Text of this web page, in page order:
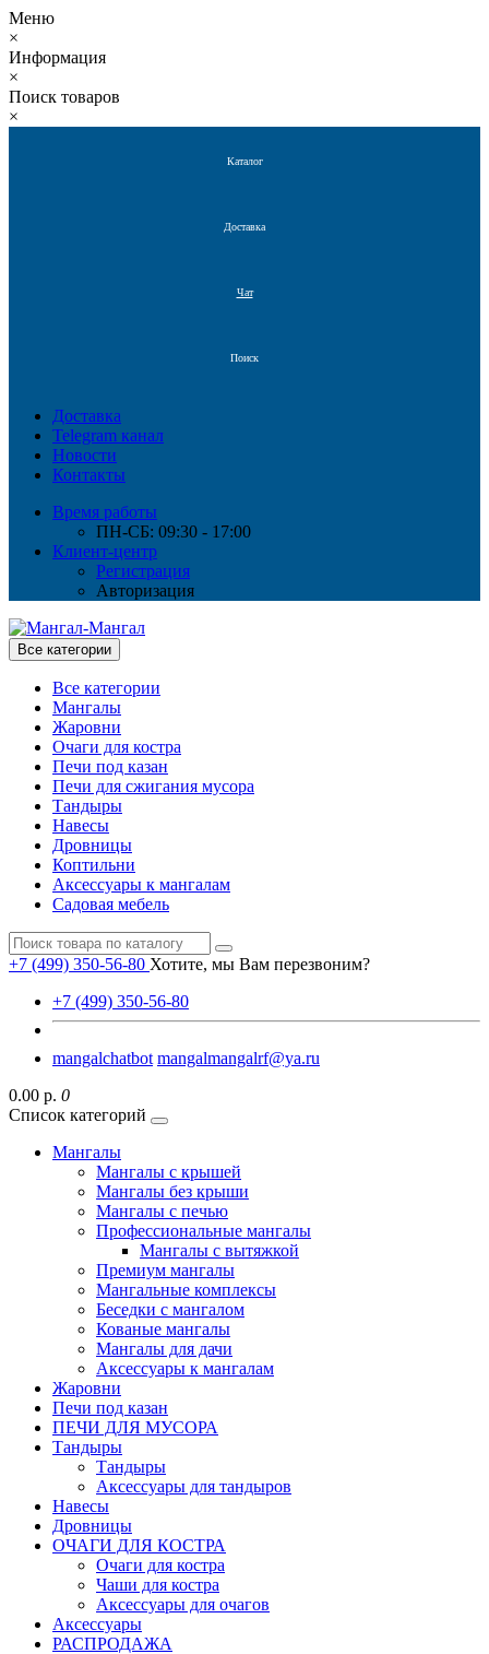
Меню
×
Информация
×
Поиск товаров
×
Каталог
Доставка
Чат
Поиск
Доставка
Telegram канал
Новости
Контакты
Время работы
ПН-СБ: 09:30 - 17:00
Клиент-центр
Регистрация
Авторизация
Все категории
Все категории
Мангалы
Жаровни
Очаги для костра
Печи под казан
Печи для сжигания мусора
Тандыры
Навесы
Дровницы
Коптильни
Аксессуары к мангалам
Садовая мебель
+7 (499) 350-56-80 Хотите, мы Вам перезвоним?
+7 (499) 350-56-80
mangalchatbot mangalmangalrf@ya.ru
0.00 р. 0
Список категорий
Мангалы
Мангалы с крышей
Мангалы без крыши
Мангалы с печью
Профессиональные мангалы
Мангалы с вытяжкой
Премиум мангалы
Мангальные комплексы
Беседки с мангалом
Кованые мангалы
Мангалы для дачи
Аксессуары к мангалам
Жаровни
Печи под казан
ПЕЧИ ДЛЯ МУСОРА
Тандыры
Тандыры
Аксессуары для тандыров
Навесы
Дровницы
ОЧАГИ ДЛЯ КОСТРА
Очаги для костра
Чаши для костра
Аксессуары для очагов
Аксессуары
РАСПРОДАЖА